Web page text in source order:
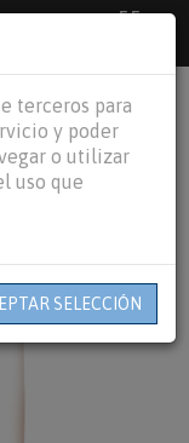
55
person shopping_cart
terceros para
y poder
o utilizar
uso que
SELECCIÓN